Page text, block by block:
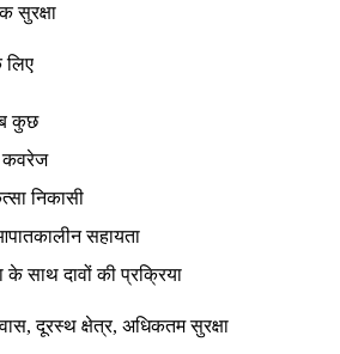
सुरक्षा
लिए
कुछ
कवरेज
निकासी
सहायता
के साथ दावों की प्रक्रिया
दूरस्थ क्षेत्र, अधिकतम सुरक्षा